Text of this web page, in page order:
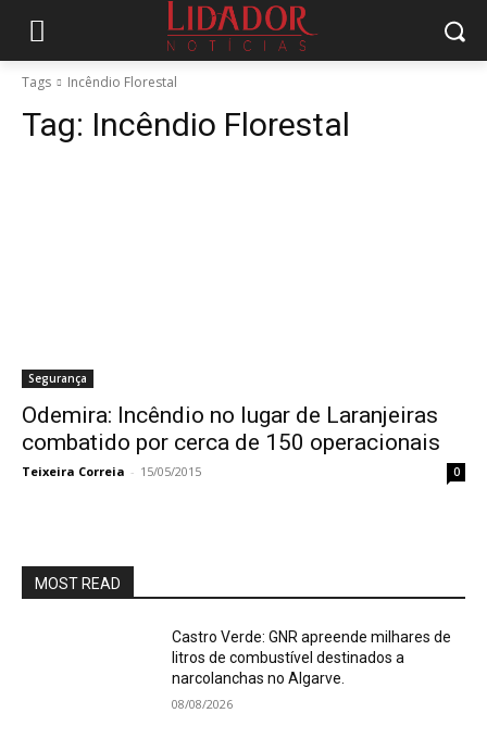
Tags Incêndio Florestal
Tag: Incêndio Florestal
Segurança
Odemira: Incêndio no lugar de Laranjeiras
combatido por cerca de 150 operacionais
Teixeira Correia - 15/05/2015 0
MOST READ
Castro Verde: GNR apreende milhares de
litros de combustível destinados a
narcolanchas no Algarve.
08/08/2026